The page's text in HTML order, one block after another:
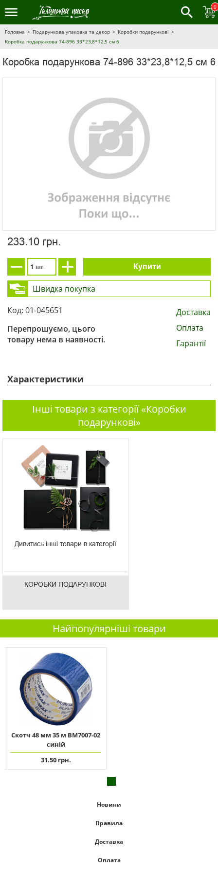
0
Головна Подарункова упаковка та декор
Коробки подарункові
Коробка подарункова 74-896 33*23,8*12,5 см 6
Коробка подарункова 74-896 33*23,8*12,5 см 6
233.10 грн.
Купити
Швидка покупка
Код: 01-045651
Перепрошуємо, цього
товару нема в наявності.
Доставка
Оплата
Гарантії
Характеристики
Інші товари з категорії «Коробки
подарункові»
Дивитись інші товари в категорії
КОРОБКИ ПОДАРУНКОВІ
Найпопулярніші товари
Скотч 48 мм 35 м ВМ7007-02
синій
31.50 грн.
Новини
Правила
Доставка
Оплата